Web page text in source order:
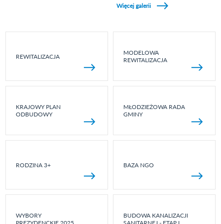
Więcej galerii
REWITALIZACJA
MODELOWA
REWITALIZACJA
KRAJOWY PLAN
ODBUDOWY
MŁODZIEŻOWA RADA
GMINY
RODZINA 3+ BAZA NGO
WYBORY
BUDOWA KANALIZACJI